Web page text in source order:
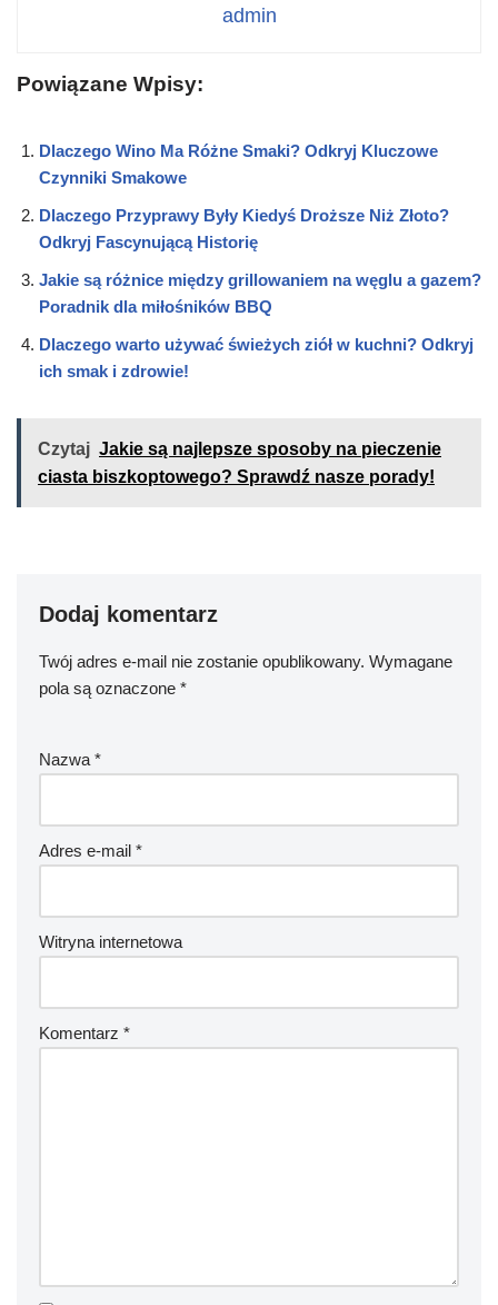
admin
Powiązane Wpisy:
Dlaczego Wino Ma Różne Smaki? Odkryj Kluczowe
Czynniki Smakowe
Dlaczego Przyprawy Były Kiedyś Droższe Niż Złoto?
Odkryj Fascynującą Historię
Jakie są różnice między grillowaniem na węglu a gazem?
Poradnik dla miłośników BBQ
Dlaczego warto używać świeżych ziół w kuchni? Odkryj
ich smak i zdrowie!
Czytaj Jakie są najlepsze sposoby na pieczenie
ciasta biszkoptowego? Sprawdź nasze porady!
Dodaj komentarz
Twój adres e-mail nie zostanie opublikowany. Wymagane
pola są oznaczone *
Nazwa *
Adres e-mail *
Witryna internetowa
Komentarz *